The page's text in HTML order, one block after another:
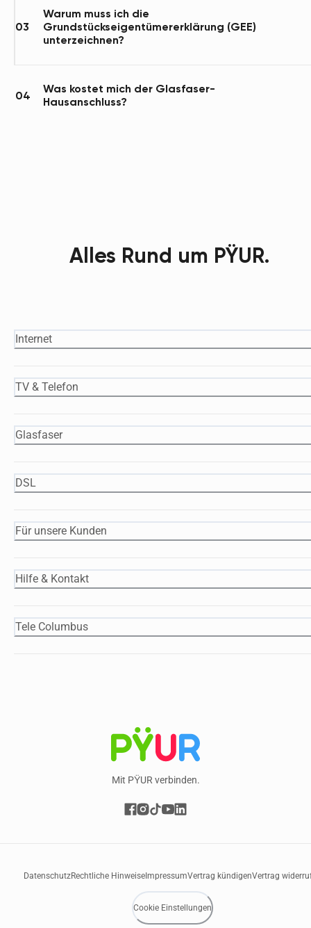
03
Warum muss ich die
Grundstückseigentümererklärung (GEE)
unterzeichnen?
04
Was kostet mich der Glasfaser-
Hausanschluss?
Alles Rund um PŸUR.
Internet
TV & Telefon
Glasfaser
DSL
Für unsere Kunden
Hilfe & Kontakt
Tele Columbus
Mit PŸUR verbinden.
DatenschutzRechtliche HinweiseImpressumVertrag kündigenVertrag
Cookie Einstellungen